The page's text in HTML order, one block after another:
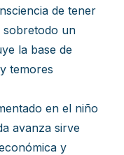
de tener
un
la base de
temores
en el niño
avanza sirve
y